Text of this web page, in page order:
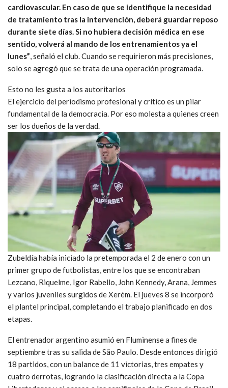
cardiovascular. En caso de que se identifique la necesidad
de tratamiento tras la intervención, deberá guardar reposo
durante siete días. Si no hubiera decisión médica en ese
sentido, volverá al mando de los entrenamientos ya el
lunes”, señaló el club. Cuando se requirieron más precisiones,
solo se agregó que se trata de una operación programada.
Esto no les gusta a los autoritarios
El ejercicio del periodismo profesional y crítico es un pilar
fundamental de la democracia. Por eso molesta a quienes creen
ser los dueños de la verdad.
Zubeldía había iniciado la pretemporada el 2 de enero con un
primer grupo de futbolistas, entre los que se encontraban
Lezcano, Riquelme, Igor Rabello, John Kennedy, Arana, Jemmes
y varios juveniles surgidos de Xerém. El jueves 8 se incorporó
el plantel principal, completando el trabajo planificado en dos
etapas.
El entrenador argentino asumió en Fluminense a fines de
septiembre tras su salida de São Paulo. Desde entonces dirigió
18 partidos, con un balance de 11 victorias, tres empates y
cuatro derrotas, logrando la clasificación directa a la Copa